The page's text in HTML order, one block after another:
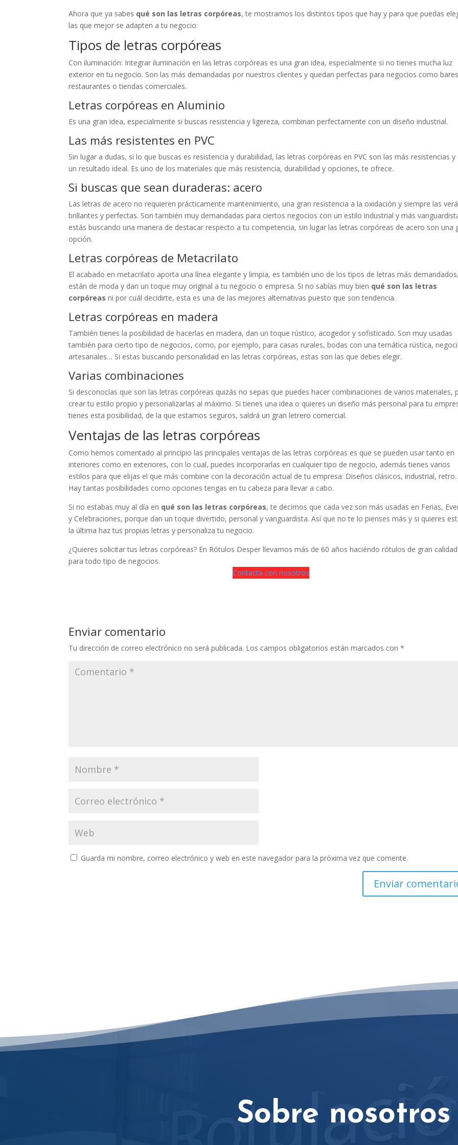
Ahora que ya sabes qué son las letras corpóreas, te mostramos los distintos tipos que hay y para que puedas
las que mejor se adapten a tu negocio:
Tipos de letras corpóreas
Con iluminación: Integrar iluminación en las letras corpóreas es una gran idea, especialmente si no tienes mucha luz
exterior en tu negocio. Son las más demandadas por nuestros clientes y quedan perfectas para negocios como
restaurantes o tiendas comerciales.
Letras corpóreas en Aluminio
Es una gran idea, especialmente si buscas resistencia y ligereza, combinan perfectamente con un diseño industrial.
Las más resistentes en PVC
Sin lugar a dudas, si lo que buscas es resistencia y durabilidad, las letras corpóreas en PVC son las más resistencias y
un resultado ideal. Es uno de los materiales que más resistencia, durabilidad y opciones, te ofrece.
Si buscas que sean duraderas: acero
Las letras de acero no requieren prácticamente mantenimiento, una gran resistencia a la oxidación y siempre las
brillantes y perfectas. Son también muy demandadas para ciertos negocios con un estilo industrial y más
estás buscando una manera de destacar respecto a tu competencia, sin lugar las letras corpóreas de acero son una
opción.
Letras corpóreas de Metacrilato
El acabado en metacrilato aporta una línea elegante y limpia, es también uno de los tipos de letras más demandados,
están de moda y dan un toque muy original a tu negocio o empresa. Si no sabías muy bien qué son las letras
corpóreas ni por cuál decidirte, esta es una de las mejores alternativas puesto que son tendencia.
Letras corpóreas en madera
También tienes la posibilidad de hacerlas en madera, dan un toque rústico, acogedor y sofisticado. Son muy usadas
también para cierto tipo de negocios, como, por ejemplo, para casas rurales, bodas con una temática rústica,
artesanales… Si estas buscando personalidad en las letras corpóreas, estas son las que debes elegir.
Varias combinaciones
Si desconocías que son las letras corpóreas quizás no sepas que puedes hacer combinaciones de varios materiales,
crear tu estilo propio y personalizarlas al máximo. Si tienes una idea o quieres un diseño más personal para tu
tienes esta posibilidad, de la que estamos seguros, saldrá un gran letrero comercial.
Ventajas de las letras corpóreas
Como hemos comentado al principio las principales ventajas de las letras corpóreas es que se pueden usar tanto en
interiores como en exteriores, con lo cual, puedes incorporarlas en cualquier tipo de negocio, además tienes varios
estilos para que elijas el que más combine con la decoración actual de tu empresa: Diseños clásicos, industrial,
Hay tantas posibilidades como opciones tengas en tu cabeza para llevar a cabo.
Si no estabas muy al día en qué son las letras corpóreas, te decimos que cada vez son más usadas en Ferias,
y Celebraciones, porque dan un toque divertido, personal y vanguardista. Así que no te lo pienses más y si quieres
la última haz tus propias letras y personaliza tu negocio.
¿Quieres solicitar tus letras corpóreas? En Rótulos Desper llevamos más de 60 años haciéndo rótulos de gran calidad
para todo tipo de negocios.
Contacta con nosotros
Enviar comentario
Tu dirección de correo electrónico no será publicada. Los campos obligatorios están marcados con*
Guarda mi nombre, correo electrónico y web en este navegador para la próxima vez que comente.
Sobre nosotros